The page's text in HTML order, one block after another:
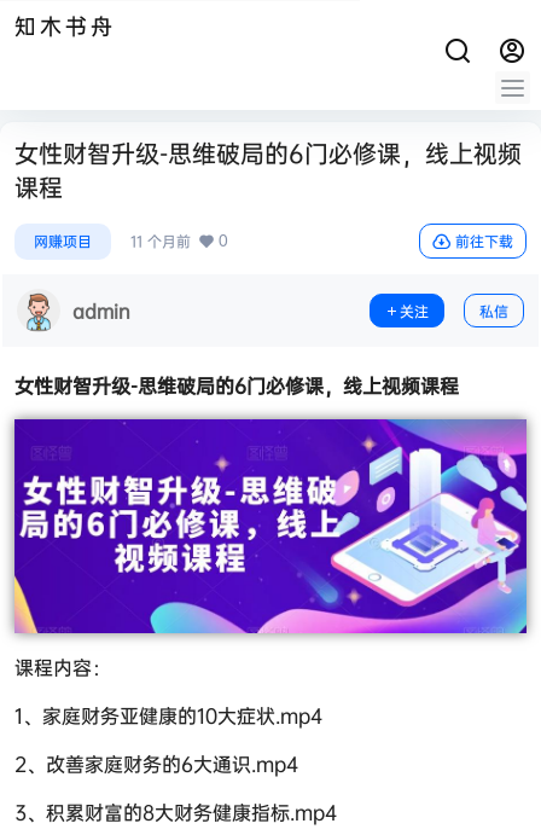
知木书舟
女性财智升级-思维破局的6门必修课，线上视频
课程
网赚项目 11 个月前 0 前往下载
admin 关注 私信
女性财智升级-思维破局的6门必修课，线上视频课程
课程内容：
1、家庭财务亚健康的10大症状.mp4
2、改善家庭财务的6大通识.mp4
3、积累财富的8大财务健康指标.mp4